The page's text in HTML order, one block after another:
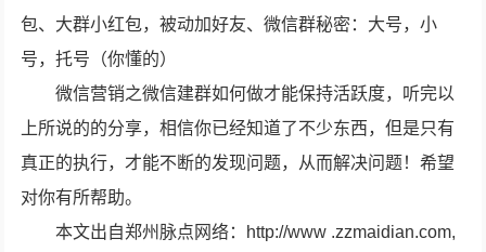
包、大群小红包，被动加好友、微信群秘密：大号，小
号，托号（你懂的）
微信营销之微信建群如何做才能保持活跃度，听完以
上所说的的分享，相信你已经知道了不少东西，但是只有
真正的执行，才能不断的发现问题，从而解决问题！希望
对你有所帮助。
本文出自郑州脉点网络：http://www .zzmaidian.com,